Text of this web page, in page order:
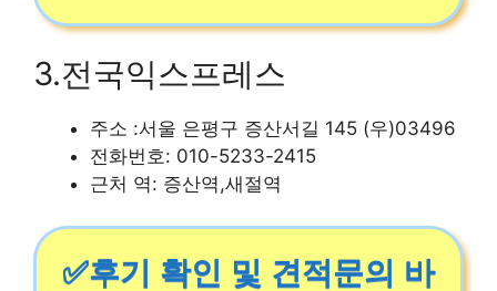
3.전국익스프레스
주소 :서울 은평구 증산서길 145 (우)03496
전화번호: 010-5233-2415
근처 역: 증산역,새절역
✅후기 확인 및 견적문의 바